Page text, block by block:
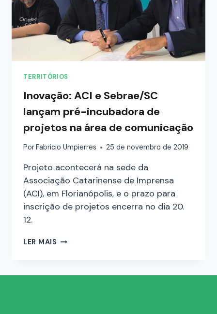
TERRITÓRIOS
Inovação: ACI e Sebrae/SC
lançam pré-incubadora de
projetos na área de comunicação
Por Fabricio Umpierres 25 de novembro de 2019
Projeto acontecerá na sede da
Associação Catarinense de Imprensa
(ACI), em Florianópolis, e o prazo para
inscrição de projetos encerra no dia 20.
12.
LER MAIS